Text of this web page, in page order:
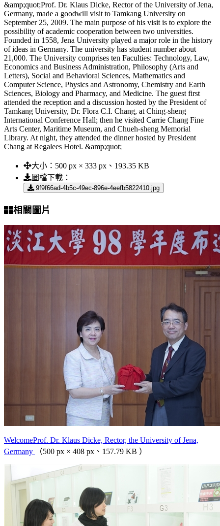
&amp;quot;Prof. Dr. Klaus Dicke, Rector of the University of Jena,
Germany, made a goodwill visit to Tamkang University on
September 25, 2009. The main purpose of his visit is to explore the
possibility of academic cooperation between two universities.
Founded in 1558, Jena University played a major role in the history
of ideas in Germany. The university has student number about
21,000. The University comprises ten Faculties: Technology, Law,
Economics and Business Administration, Philosophy (Arts and
Letters), Social and Behavioral Sciences, Mathematics and
Computer Science, Physics and Astronomy, Chemistry and Earth
Sciences, Biology and Pharmacy, and Medicine. The guest first
attended the reception and a discussion hosted by the President of
Tamkang University, Dr. Flora C.I. Chang, at Ching-sheng
International Conference Hall; then he visited Carrie Chang Fine
Arts Center, Maritime Museum, and Chueh-sheng Memorial
Library. At night, they attended the dinner hosted by President
Chang at Regalees Hotel. &amp;quot;
大小： 500 px × 333 px、193.35 KB
圖檔下載：
9f9f66ad-4b5c-49ec-896e-4eefb5822410.jpg
相關圖片
WelcomeProf. Dr. Klaus Dicke, Rector, the University of Jena,
Germany
（500 px × 408 px、157.79 KB ）